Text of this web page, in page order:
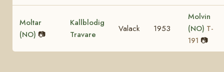
Moltar
(NO) 📷
Kallblodig
Travare
Valack 1953
Molvin
(NO) T-
191 📷